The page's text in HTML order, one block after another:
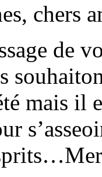
chers
de
mais il